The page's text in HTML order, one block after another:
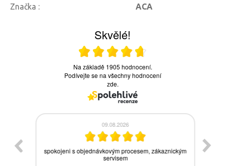
Značka :
ACA